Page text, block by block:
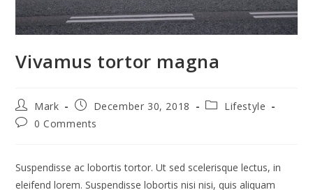
Vivamus tortor magna
Post
author:
Mark
Post
published:
December 30, 2018
PostLifestyle
Post0 Comments
Suspendisse ac lobortis tortor. Ut sed scelerisque lectus, in
eleifend lorem. Suspendisse lobortis nisi nisi, quis aliquam